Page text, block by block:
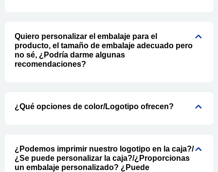
Quiero personalizar el embalaje para el
producto, el tamaño de embalaje adecuado pero
no sé, ¿Podría darme algunas
recomendaciones?
¿Qué opciones de color/Logotipo ofrecen?
¿Podemos imprimir nuestro logotipo en la caja?/
¿Se puede personalizar la caja?/¿Proporcionas
un embalaje personalizado? ¿Puede